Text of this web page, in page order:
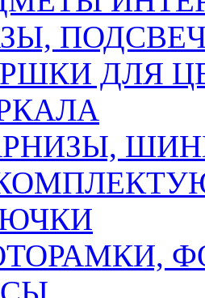
ДЛЯ